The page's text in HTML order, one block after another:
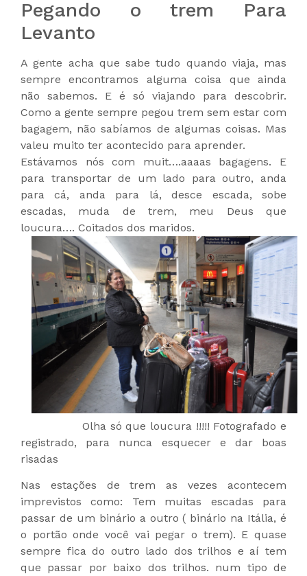
Pegando o trem Para
Levanto
A gente acha que sabe tudo quando viaja, mas
sempre encontramos alguma coisa que ainda
não sabemos. E é só viajando para descobrir.
Como a gente sempre pegou trem sem estar com
bagagem, não sabíamos de algumas coisas. Mas
valeu muito ter acontecido para aprender.
Estávamos nós com muit….aaaas bagagens. E
para transportar de um lado para outro, anda
para cá, anda para lá, desce escada, sobe
escadas, muda de trem, meu Deus que
loucura…. Coitados dos maridos.
Olha só que loucura !!!!! Fotografado e
registrado, para nunca esquecer e dar boas
risadas
Nas estações de trem as vezes acontecem
imprevistos como: Tem muitas escadas para
passar de um binário a outro ( binário na Itália, é
o portão onde você vai pegar o trem). E quase
sempre fica do outro lado dos trilhos e aí tem
que passar por baixo dos trilhos. num tipo de